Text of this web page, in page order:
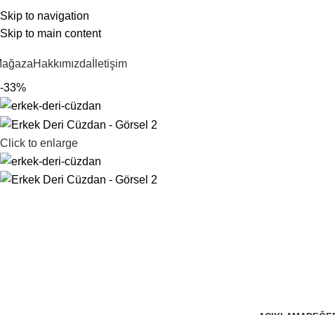
Skip to navigation
Skip to main content
sitede Emekçi Kadınların
Hakkımızda İletişim
-33%
Click to enlarge